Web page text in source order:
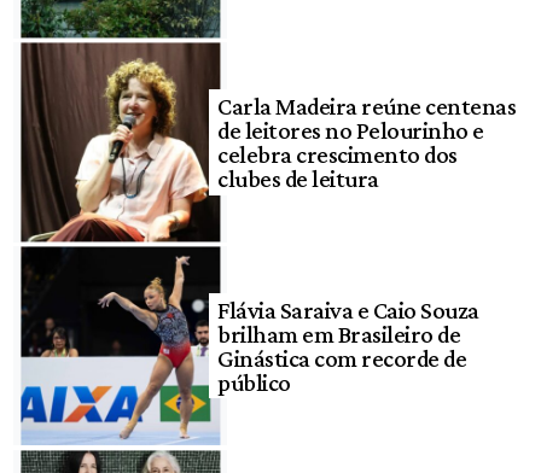
Carla Madeira reúne centenas
de leitores no Pelourinho e
celebra crescimento dos
clubes de leitura
Flávia Saraiva e Caio Souza
brilham em Brasileiro de
Ginástica com recorde de
público